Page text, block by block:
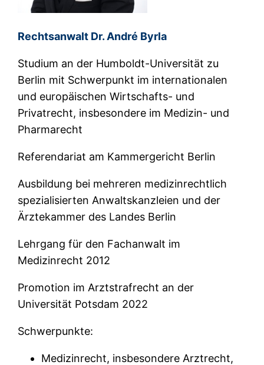
Rechtsanwalt Dr. André Byrla
Studium an der Humboldt-Universität zu
Berlin mit Schwerpunkt im internationalen
und europäischen Wirtschafts- und
Privatrecht, insbesondere im Medizin- und
Pharmarecht
Referendariat am Kammergericht Berlin
Ausbildung bei mehreren medizinrechtlich
spezialisierten Anwaltskanzleien und der
Ärztekammer des Landes Berlin
Lehrgang für den Fachanwalt im
Medizinrecht 2012
Promotion im Arztstrafrecht an der
Universität Potsdam 2022
Schwerpunkte:
Medizinrecht, insbesondere Arztrecht,